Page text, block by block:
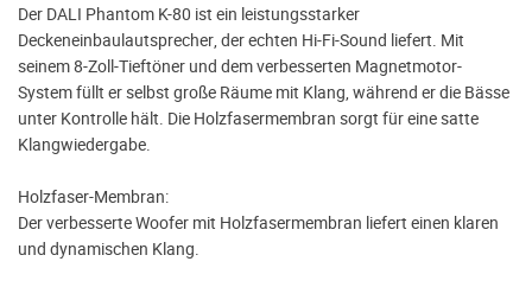
Der DALI Phantom K-80 ist ein leistungsstarker
Deckeneinbaulautsprecher, der echten Hi-Fi-Sound liefert. Mit
seinem 8-Zoll-Tieftöner und dem verbesserten Magnetmotor-
System füllt er selbst große Räume mit Klang, während er die Bässe
unter Kontrolle hält. Die Holzfasermembran sorgt für eine satte
Klangwiedergabe.
Holzfaser-Membran:
Der verbesserte Woofer mit Holzfasermembran liefert einen klaren
und dynamischen Klang.